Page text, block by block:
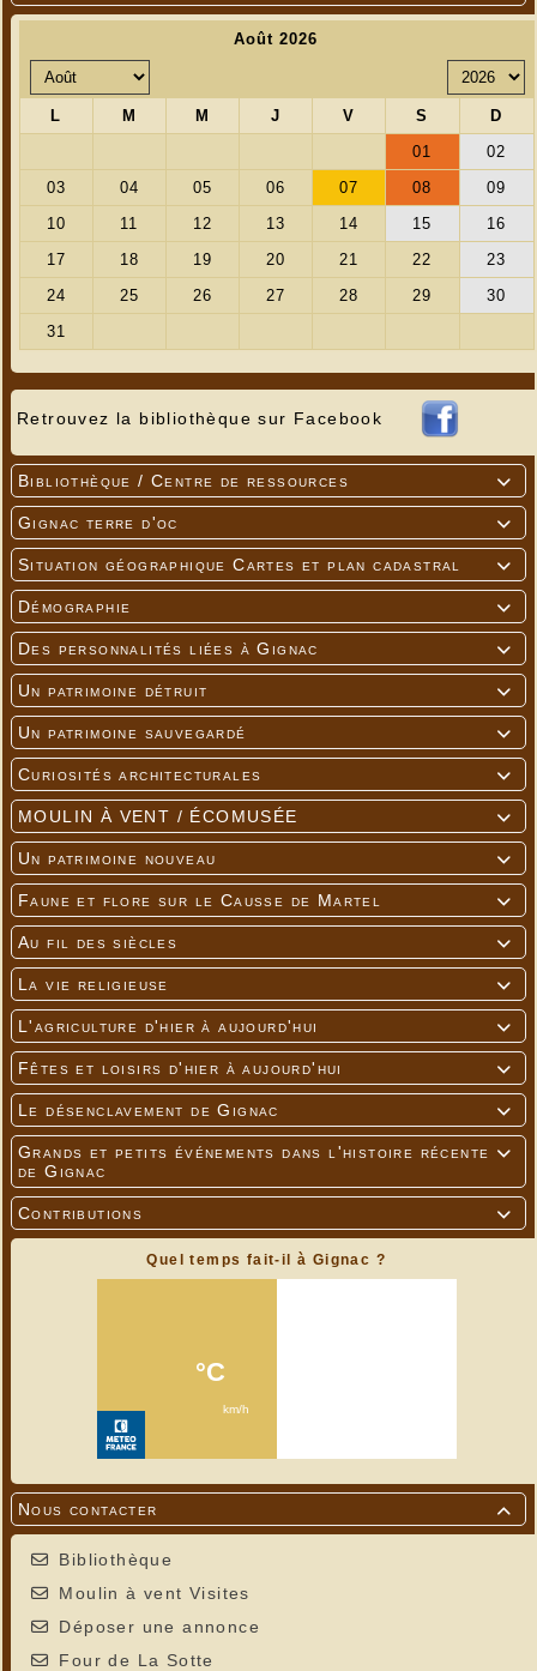
Retrouvez la bibliothèque sur Facebook

Bibliothèque / Centre de ressources

Gignac terre d'oc

Situation géographique Cartes et plan cadastral

Démographie

Des personnalités liées à Gignac

Un patrimoine détruit

Un patrimoine sauvegardé

Curiosités architecturales

MOULIN À VENT / ÉCOMUSÉE

Un patrimoine nouveau

Faune et flore sur le Causse de Martel

Au fil des siècles

La vie religieuse

L'agriculture d'hier à aujourd'hui

Fêtes et loisirs d'hier à aujourd'hui

Le désenclavement de Gignac

Grands et petits événements dans l'histoire récente
de Gignac

Contributions
Quel temps fait-il à Gignac ?

Nous contacter
Bibliothèque
Moulin à vent Visites
Déposer une annonce
Four de La Sotte